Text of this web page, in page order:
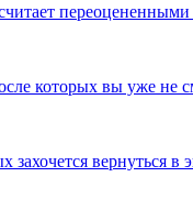
переоцененными
которых вы уже не
захочется вернуться в